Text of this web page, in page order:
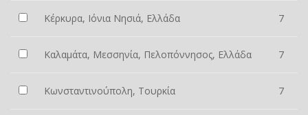
Κέρκυρα, Ιόνια Νησιά, Ελλάδα 7
Καλαμάτα, Μεσσηνία, Πελοπόννησος, Ελλάδα 7
Κωνσταντινούπολη, Τουρκία 7